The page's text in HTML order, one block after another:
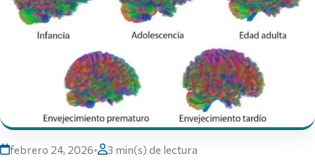
febrero 24, 2026• 3 min(s) de lectura